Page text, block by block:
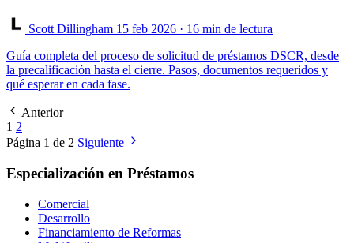
Scott Dillingham 15 feb 2026 · 16 min de lectura
Guía completa del proceso de solicitud de préstamos DSCR, desde
la precalificación hasta el cierre. Pasos, documentos requeridos y
qué esperar en cada fase.
Anterior
1 2
Página 1 de 2 Siguiente
Especialización en Préstamos
Comercial
Desarrollo
Financiamiento de Reformas